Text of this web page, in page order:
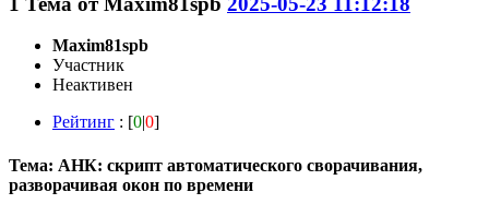
Maxim81spb
Участник
Неактивен
Рейтинг : [0|0]
Тема: АНК: скрипт автоматического сворачивания,
разворачивая окон по времени